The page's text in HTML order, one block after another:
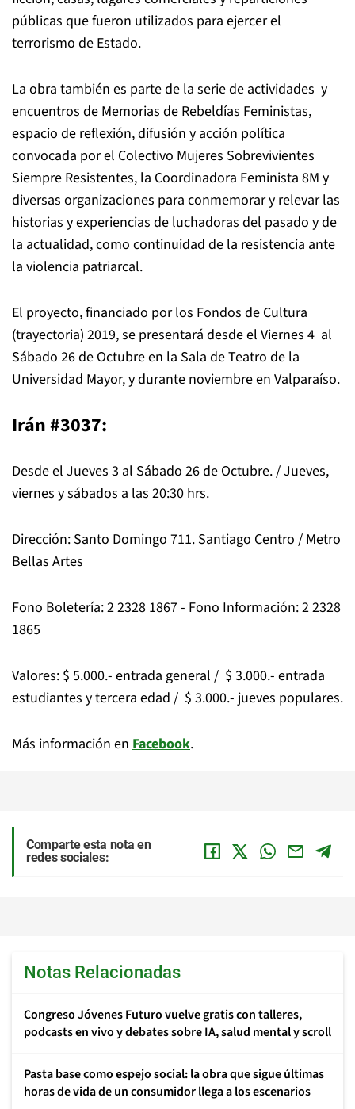
públicas que fueron utilizados para ejercer el
terrorismo de Estado.
La obra también es parte de la serie de actividades y
encuentros de Memorias de Rebeldías Feministas,
espacio de reflexión, difusión y acción política
convocada por el Colectivo Mujeres Sobrevivientes
Siempre Resistentes, la Coordinadora Feminista 8M y
diversas organizaciones para conmemorar y relevar las
historias y experiencias de luchadoras del pasado y de
la actualidad, como continuidad de la resistencia ante
la violencia patriarcal.
El proyecto, financiado por los Fondos de Cultura
(trayectoria) 2019, se presentará desde el Viernes 4 al
Sábado 26 de Octubre en la Sala de Teatro de la
Universidad Mayor, y durante noviembre en Valparaíso.
Irán #3037:
Desde el Jueves 3 al Sábado 26 de Octubre. / Jueves,
viernes y sábados a las 20:30 hrs.
Dirección: Santo Domingo 711. Santiago Centro / Metro
Bellas Artes
Fono Boletería: 2 2328 1867 - Fono Información: 2 2328
1865
Valores: $ 5.000.- entrada general / $ 3.000.- entrada
estudiantes y tercera edad / $ 3.000.- jueves populares.
Más información en Facebook.
Comparte esta nota en
redes sociales:
Notas Relacionadas
Congreso Jóvenes Futuro vuelve gratis con talleres,
podcasts en vivo y debates sobre IA, salud mental y scroll
Pasta base como espejo social: la obra que sigue últimas
horas de vida de un consumidor llega a los escenarios